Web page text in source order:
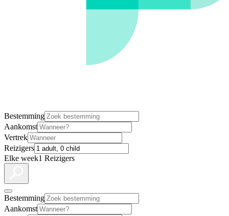
Bestemming
Aankomst
Vertrek
Reizigers
Elke week1 Reizigers
Bestemming
Aankomst